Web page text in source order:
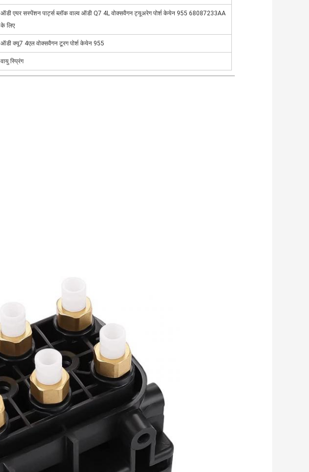
ऑडी एयर सस्पेंशन पार्ट्स ब्लॉक वाल्व ऑडी Q7 4L वोक्सवैगन ट्यूअरेग पोर्श केयेन 955 68087233AA
के लिए
ऑडी क्यू7 4एल वोक्सवैगन टूरग पोर्श केयेन 955
वायु स्प्रिंग